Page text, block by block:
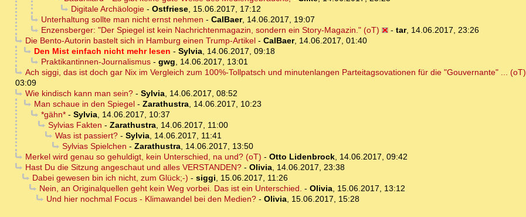
Digitale Archäologie- Ostfriese, 15.06.2017, 17:12
Unterhaltung sollte man nicht ernst nehmen - CalBaer, 14.06.2017, 19:07
Enzensberger: "Der Spiegel ist kein Nachrichtenmagazin, sondern ein Story-Magazin." (oT)
- tar, 14.06.2017, 23:26
Die Bento-Autorin bastelt sich in Hamburg einen Trump-Artikel- CalBaer, 14.06.2017, 01:40
Den Mist einfach nicht mehr lesen - Sylvia, 14.06.2017, 09:18
Praktikantinnen-Journalismus- gwg, 14.06.2017, 13:01
Ach siggi, das ist doch gar Nix im Vergleich zum 100%-Tollpatsch und minutenlangen Parteitagsovationen für die "Gouvernante" ... (oT)
03:09
Wie kindisch kann man sein?- Sylvia, 14.06.2017, 08:52
Man schaue in den Spiegel- Zarathustra, 14.06.2017, 10:23
*gähn*- Sylvia, 14.06.2017, 10:37
Sylvias Fakten - Zarathustra, 14.06.2017, 11:00
Was ist passiert?- Sylvia, 14.06.2017, 11:41
Sylvias Spielchen - Zarathustra, 14.06.2017, 13:50
Merkel wird genau so gehuldigt, kein Unterschied, na und? (oT) - Otto Lidenbrock, 14.06.2017, 09:42
Hast Du die Sitzung angeschaut und alles VERSTANDEN?- Olivia, 14.06.2017, 23:38
Dabei gewesen bin ich nicht, zum Glück;-) - siggi, 15.06.2017, 11:26
Nein, an Originalquellen geht kein Weg vorbei. Das ist ein Unterschied. - Olivia, 15.06.2017, 13:12
Und hier nochmal Focus - Klimawandel bei den Medien?- Olivia, 15.06.2017, 15:28